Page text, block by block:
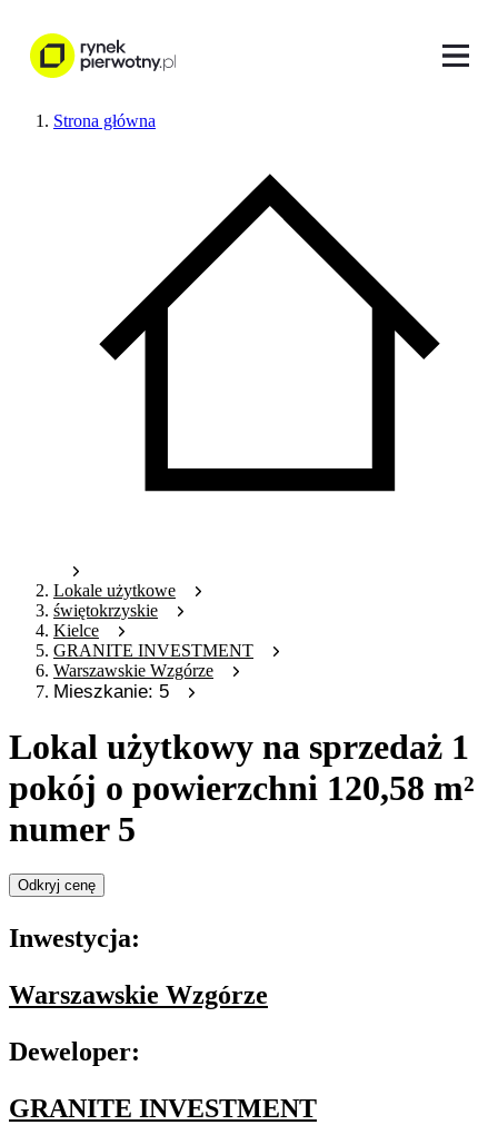
Strona główna
Lokale użytkowe
świętokrzyskie
Kielce
GRANITE INVESTMENT
Warszawskie Wzgórze
Mieszkanie: 5
Lokal użytkowy na sprzedaż 1
pokój o powierzchni 120,58 m²
numer 5
Odkryj cenę
Inwestycja:
Warszawskie Wzgórze
Deweloper:
GRANITE INVESTMENT